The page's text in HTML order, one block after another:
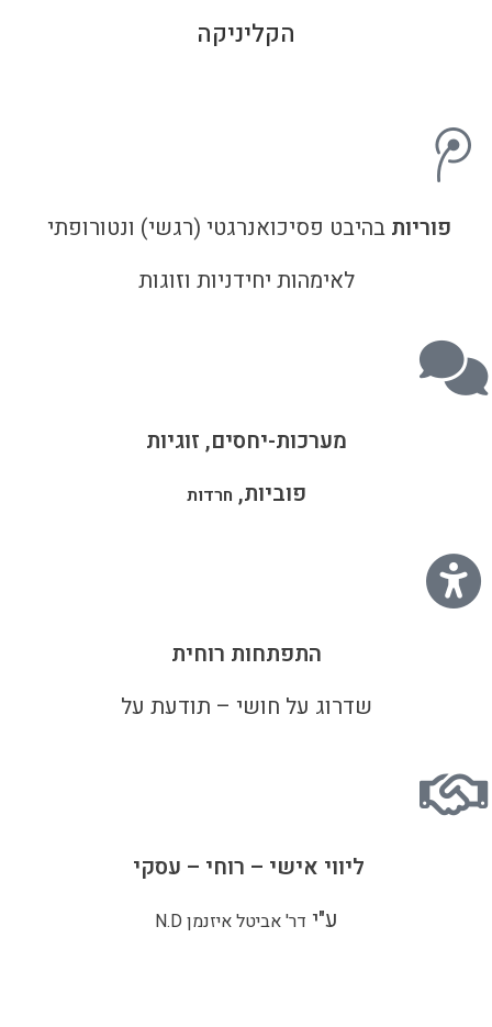
הקליניקה
פוריות בהיבט פסיכואנרגטי (רגשי) ונטורופתי
לאימהות יחידניות וזוגות
מערכות-יחסים, זוגיות
פוביות, חרדות
התפתחות רוחית
שדרוג על חושי – תודעת על
ליווי אישי – רוחי – עסקי
ע"י דר' אביטל איזנמן N.D